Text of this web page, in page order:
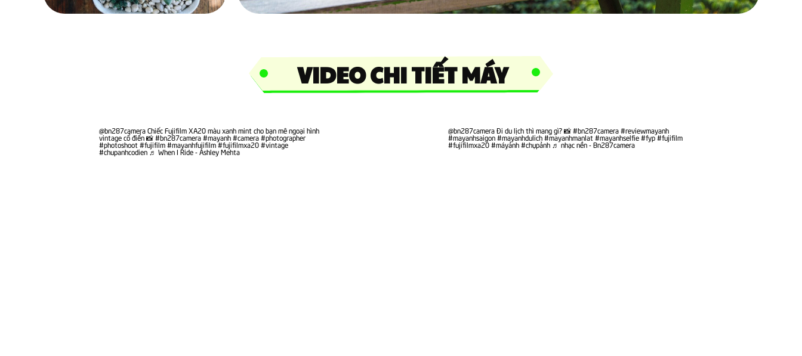
@bn287cameraChiếc Fujifilm XA20 màu xanh mint cho bạn mê ngoại hình
vintage cổ điển 📸#bn287camera#mayanh#camera#photographer
#photoshoot#fujifilm#mayanhfujifilm#fujifilmxa20#vintage
#chupanhcodien ♬ When I Ride - Ashley Mehta
@bn287cameraĐi du lịch thì mang gì? 📸#bn287camera #reviewmayanh
#mayanhsaigon #mayanhdulich #mayanhmanlat #mayanhselfie #fyp#fujifilm
#fujifilmxa20 #máyảnh #chụpảnh ♬ nhạc nền - Bn287camera
VIDEO CHI TIẾT MÁY